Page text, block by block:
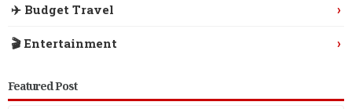
✈️ Budget Travel ›
🎬 Entertainment ›
Featured Post